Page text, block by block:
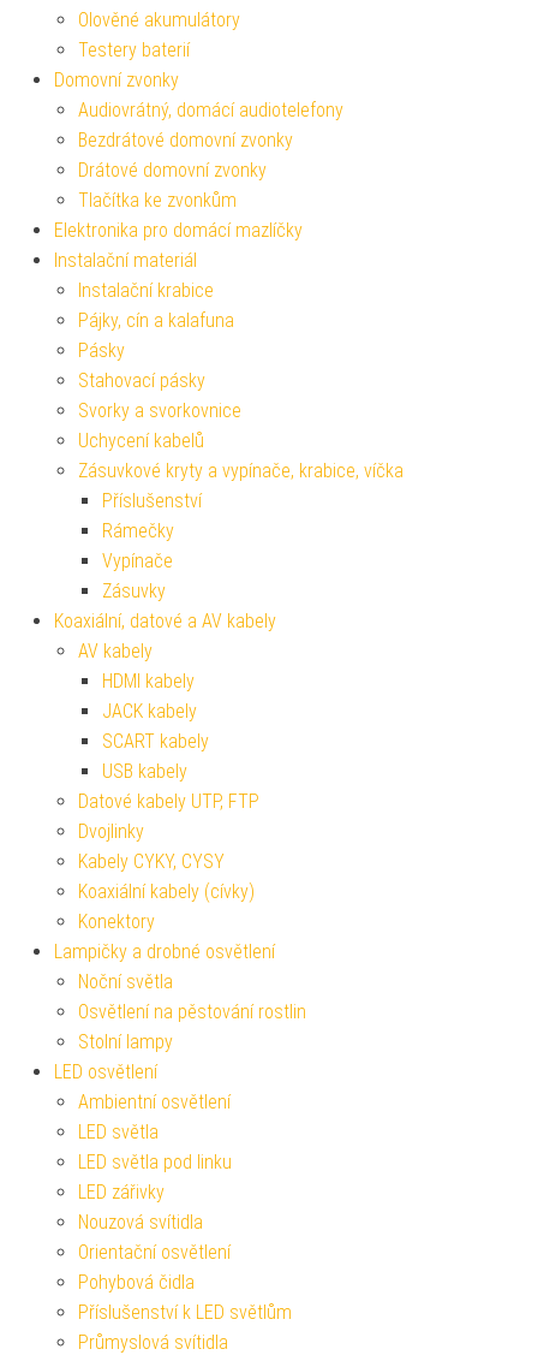
Olověné akumulátory
Testery baterií
Domovní zvonky
Audiovrátný, domácí audiotelefony
Bezdrátové domovní zvonky
Drátové domovní zvonky
Tlačítka ke zvonkům
Elektronika pro domácí mazlíčky
Instalační materiál
Instalační krabice
Pájky, cín a kalafuna
Pásky
Stahovací pásky
Svorky a svorkovnice
Uchycení kabelů
Zásuvkové kryty a vypínače, krabice, víčka
Příslušenství
Rámečky
Vypínače
Zásuvky
Koaxiální, datové a AV kabely
AV kabely
HDMI kabely
JACK kabely
SCART kabely
USB kabely
Datové kabely UTP, FTP
Dvojlinky
Kabely CYKY, CYSY
Koaxiální kabely (cívky)
Konektory
Lampičky a drobné osvětlení
Noční světla
Osvětlení na pěstování rostlin
Stolní lampy
LED osvětlení
Ambientní osvětlení
LED světla
LED světla pod linku
LED zářivky
Nouzová svítidla
Orientační osvětlení
Pohybová čidla
Příslušenství k LED světlům
Průmyslová svítidla